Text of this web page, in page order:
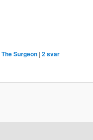
The Surgeon | 2svar